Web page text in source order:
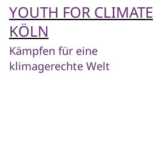
YOUTH FOR CLIMATE
KÖLN
Kämpfen für eine
klimagerechte Welt